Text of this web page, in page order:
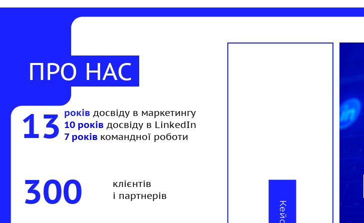
ПРО НАС
13 роківдосвіду в маркетингу
10 роківдосвіду в LinkedIn
7 років командної роботи
300
клієнтів
і партнерів
Кейси